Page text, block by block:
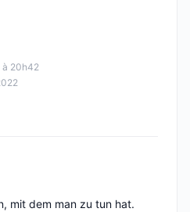
à 20h42
mit dem man zu tun hat.